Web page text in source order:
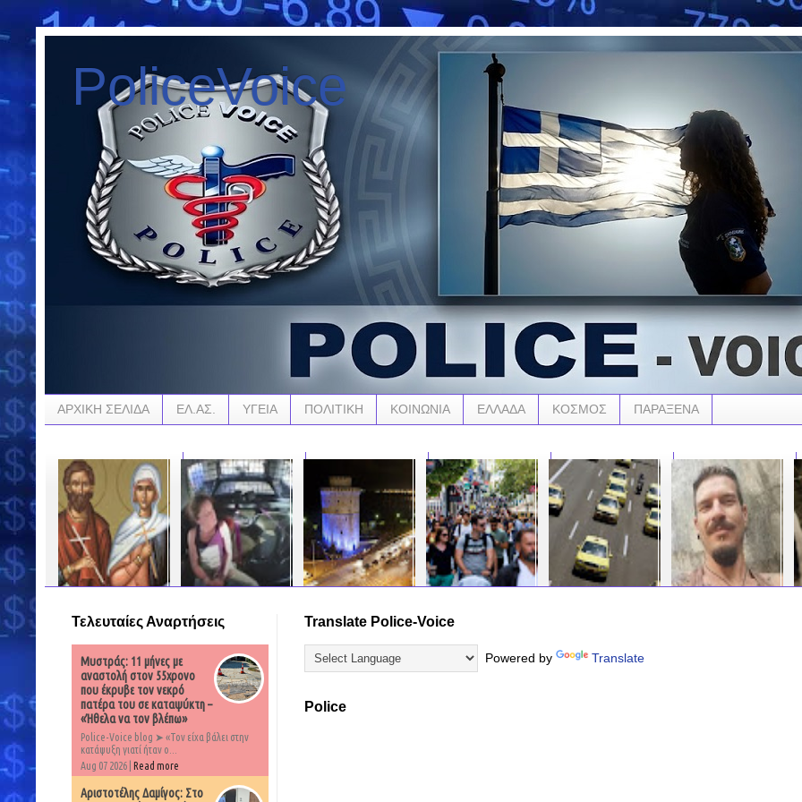
PoliceVoice
ΑΡΧΙΚΗ ΣΕΛΙΔΑ ΕΛ.ΑΣ. ΥΓΕΙΑ ΠΟΛΙΤΙΚΗ ΚΟΙΝΩΝΙΑ ΕΛΛΑΔΑ ΚΟΣΜΟΣ ΠΑΡΑΞΕΝΑ
Εορτή των Αγίων
με σήμερα 10 Ιουνίου,
ΧΟΛΥΓΟΥΝΤΙΑΝΗ
και το σκάει με
περιπολικό των
αστυνομικών που τη
συνέλαβαν! (ΒΙΝΤΕΟ)
…
Έβρεξε Φωτιά και
Μπάχαλο με τα
Κυριακή – Τελικά τι θα
γίνει; Ποιους
Ποια είναι η UBER
που αποτελεί τον
Translate Police-Voice
Powered by Translate
Police
Τελευταίες Αναρτήσεις
Μυστράς: 11 μήνες με
αναστολή στον 55χρονο
που έκρυβε τον νεκρό
πατέρα του σε καταψύκτη –
«Ήθελα να τον βλέπω»
Police-Voice blog ➤ «Τον είχα βάλει στην
κατάψυξη γιατί ήταν ο...
Aug 07 2026 | Read more
Αριστοτέλης Δαμίγος: Στο